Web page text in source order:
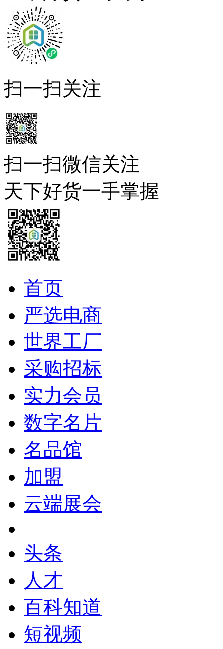
扫一扫关注
扫一扫微信关注
天下好货一手掌握
首页
严选电商
世界工厂
采购招标
实力会员
数字名片
名品馆
加盟
云端展会
头条
人才
百科知道
短视频